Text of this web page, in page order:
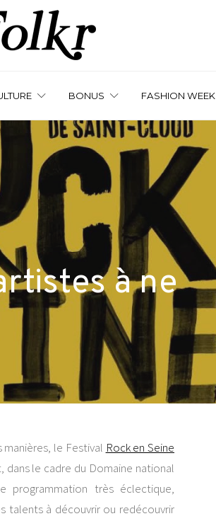
BONUS FASHION WEEK
à ne
le Festival Rock en Seine
le cadre du Domaine national
programmation très éclectique,
talents à découvrir ou redécouvrir